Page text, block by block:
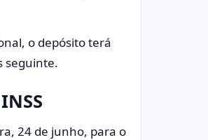
o depósito terá
seguinte.
24 de junho, para o